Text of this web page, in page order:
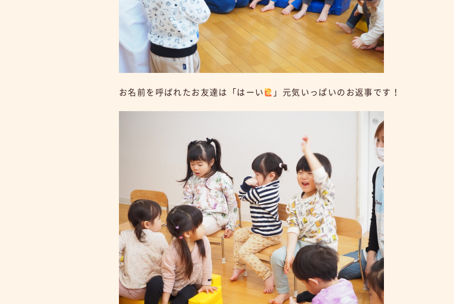
お名前を呼ばれたお友達は「はーい 」元気いっぱいのお返事です！